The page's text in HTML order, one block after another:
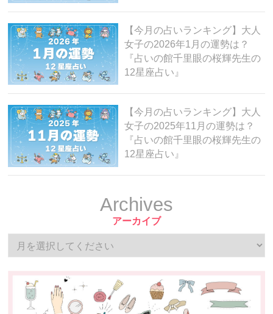
【今月の占いランキング】大人
女子の2026年1月の運勢は？
『占いの館千里眼の桜輝先生の
12星座占い』
【今月の占いランキング】大人
女子の2025年11月の運勢は？
『占いの館千里眼の桜輝先生の
12星座占い』
Archives
アーカイブ